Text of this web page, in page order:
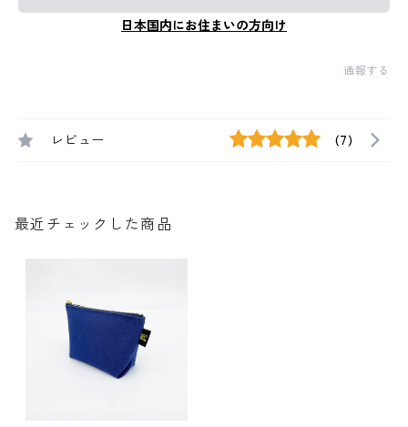
日本国内にお住まいの方向け
通報する
レビュー (7)
最近チェックした商品